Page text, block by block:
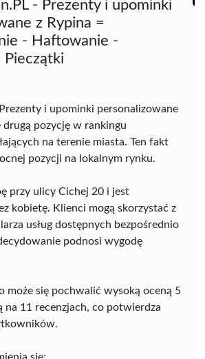
- Prezenty i upominki
z Rypina =
- Haftowanie -
Pieczątki
i upominki personalizowane
drugą pozycję w rankingu
na terenie miasta. Ten fakt
pozycji na lokalnym rynku.
przy ulicy Cichej 20 i jest
kobietę. Klienci mogą skorzystać z
usług dostępnych bezpośrednio
podnosi wygodę
może się pochwalić wysoką oceną 5
na 11 recenzjach, co potwierdza